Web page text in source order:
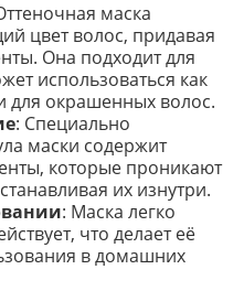
маска
цвет волос, придавая
Она подходит для
использоваться как
для окрашенных волос.
: Специально
маски содержит
которые проникают
их изнутри.
: Маска легко
что делает её
в домашних